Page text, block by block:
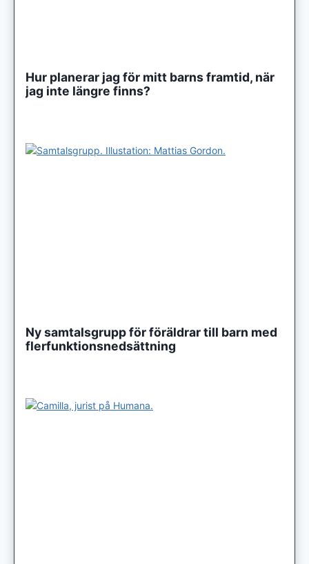
Hur planerar jag för mitt barns framtid, när
jag inte längre finns?
Ny samtalsgrupp för föräldrar till barn med
flerfunktionsnedsättning